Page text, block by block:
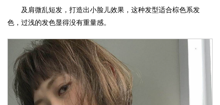
及肩微乱短发，打造出小脸儿效果，这种发型适合棕色系发
色，过浅的发色显得没有重量感。